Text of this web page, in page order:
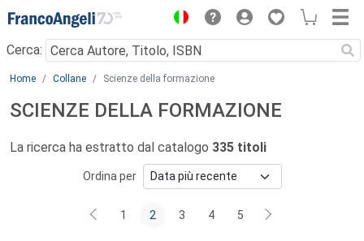
Menu
Cerca:
Main content
Home Collane Scienze della formazione
SCIENZE DELLA FORMAZIONE
La ricerca ha estratto dal catalogo 335 titoli
Ordina per
1 2 3 4 5